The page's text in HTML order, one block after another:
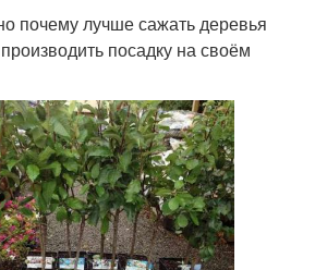
почему лучше сажать деревья
посадку на своём